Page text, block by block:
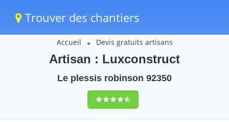
Trouver des chantiers
Accueil Devis gratuits artisans
Artisan : Luxconstruct
Le plessis robinson 92350
9,5(100%)35